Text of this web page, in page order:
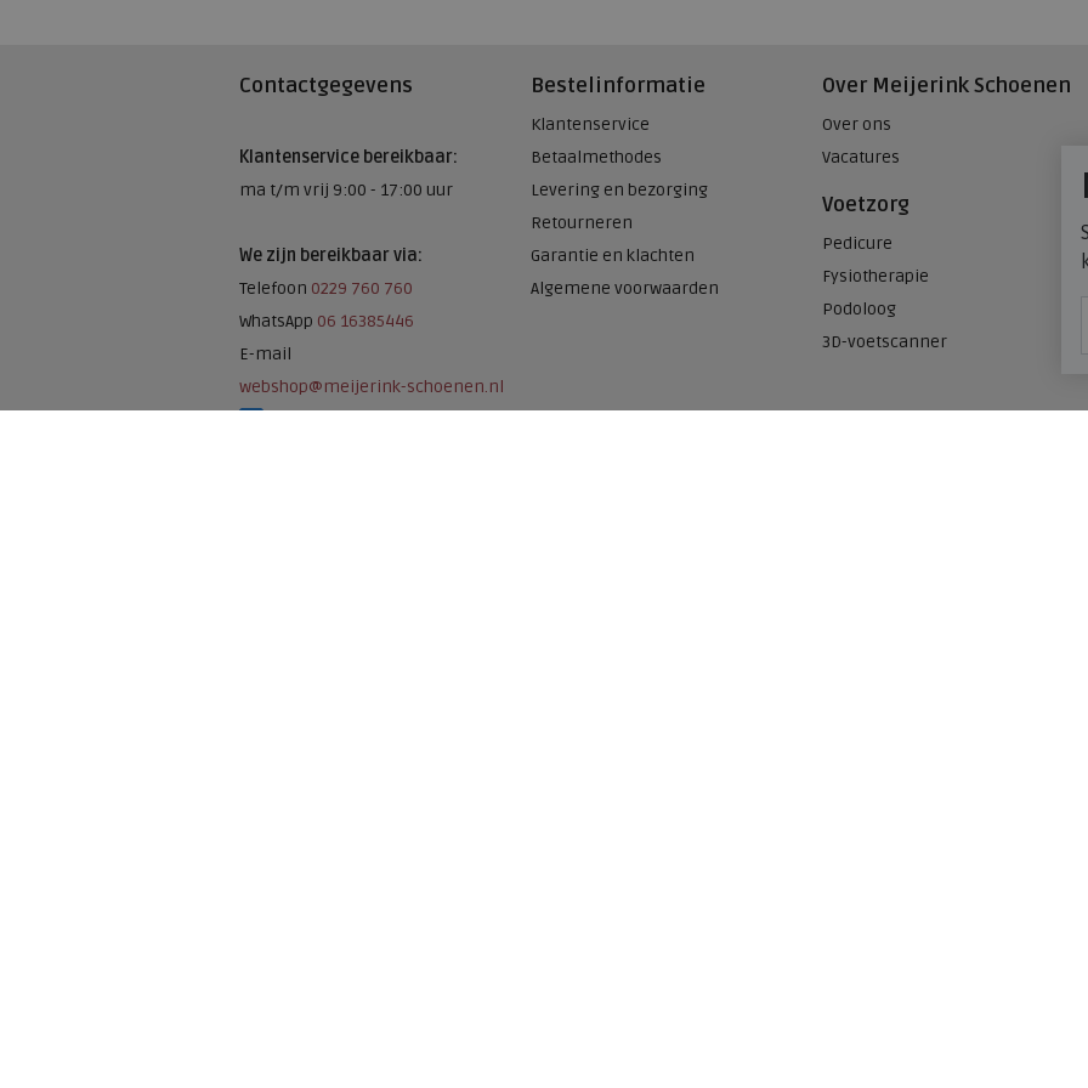
Contactgegevens
Klantenservice bereikbaar:
ma t/m vrij 9:00 - 17:00 uur
We zijn bereikbaar via:
Telefoon 0229 760 760
WhatsApp 06 16385446
E-mail
webshop@meijerink-schoenen.nl
Bestelinformatie
Klantenservice
Betaalmethodes
Levering en bezorging
Retourneren
Garantie en klachten
Algemene voorwaarden
Over Meijerink Schoenen
Over ons
Vacatures
Voetzorg
Pedicure
Fysiotherapie
Podoloog
3D-voetscanner